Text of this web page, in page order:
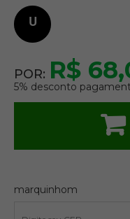
U
POR: R$
5% desconto
marquinhom